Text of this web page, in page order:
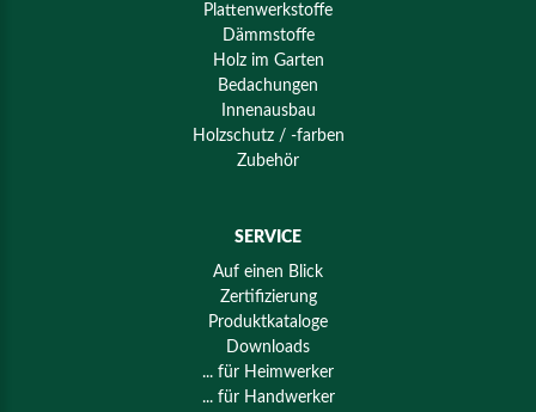
Plattenwerkstoffe
Dämmstoffe
Holz im Garten
Bedachungen
Innenausbau
Holzschutz / -farben
Zubehör
SERVICE
Auf einen Blick
Zertifizierung
Produktkataloge
Downloads
... für Heimwerker
... für Handwerker